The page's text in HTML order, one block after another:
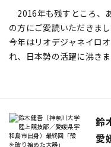
2016年も残すところ、
の方にご愛読いただきま
今年はリオデジャネイロ
れ、日本勢の活躍に沸き
鈴
愛